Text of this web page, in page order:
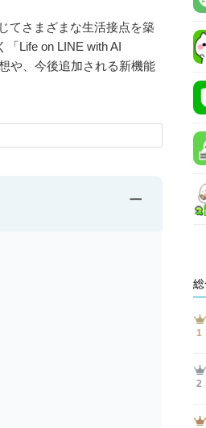
てさまざまな生活接点を築
Life on LINE with AI
や、今後追加される新機能
−
1
2